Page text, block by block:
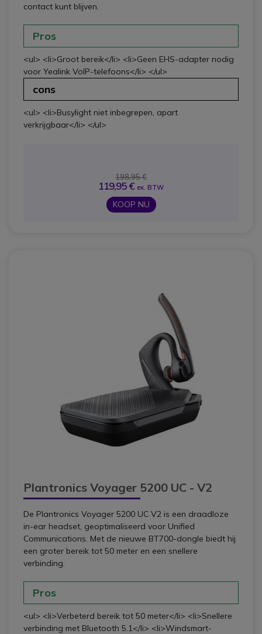
contact kunt blijven.
Pros
<ul> <li>Groot bereik</li> <li>Geen EHS-adapter nodig
voor Yealink VoIP-telefoons</li> </ul>
cons
<ul> <li>Busylight niet inbegrepen, apart
verkrijgbaar</li> </ul>
198,95 €
119,95 € ex. BTW
KOOP NU
Plantronics Voyager 5200 UC - V2
De Plantronics Voyager 5200 UC V2 is een draadloze
in-ear headset, geoptimaliseerd voor Unified
Communications. Met de nieuwe BT700-dongle biedt hij
een groter bereik tot 50 meter en een snellere
verbinding.
Pros
<ul> <li>Verbeterd bereik tot 50 meter</li> <li>Snellere
verbinding met Bluetooth 5.1</li> <li>Windsmart-